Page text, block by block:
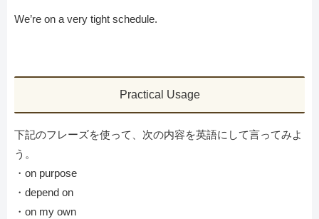
We’re on a very tight schedule.
Practical Usage
下記のフレーズを使って、次の内容を英語にして言ってみよ
う。
・on purpose
・depend on
・on my own